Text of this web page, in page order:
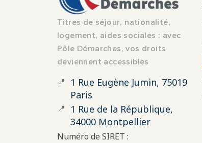
Titres de séjour, nationalité,
logement, aides sociales : avec
Pôle Démarches, vos droits
deviennent accessibles
📍
1 Rue Eugène Jumin, 75019
Paris
📍
1 Rue de la République,
34000 Montpellier
Numéro de SIRET :